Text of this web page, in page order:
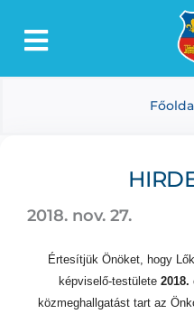
Toggle
Lőkösháza
Dokumentumtár
Média
Választás
2018. nov. 27.
Értesítjük Önöket, hogy
képviselő-testülete 2018.
közmeghallgatást tart az